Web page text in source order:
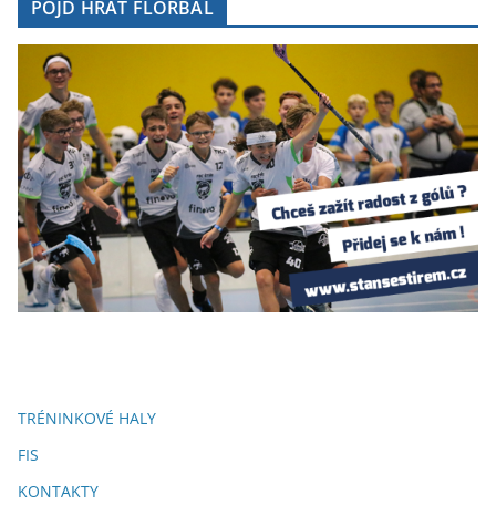
POJĎ HRÁT FLORBAL
TRÉNINKOVÉ HALY
FIS
KONTAKTY